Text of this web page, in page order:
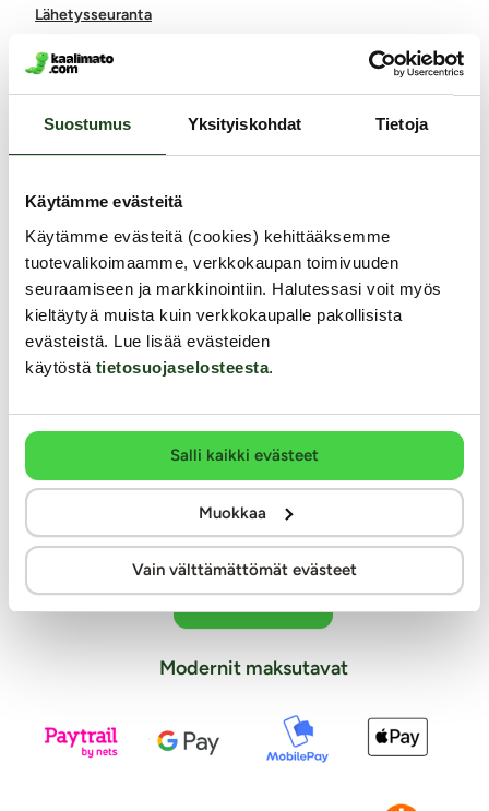
Suostumus Yksityiskohdat Tietoja
Käytämme evästeitä
Käytämme evästeitä (cookies) kehittääksemme
tuotevalikoimaamme, verkkokaupan toimivuuden
seuraamiseen ja markkinointiin. Halutessasi voit myös
kieltäytyä muista kuin verkkokaupalle pakollisista
evästeistä. Lue lisää evästeiden
käytöstä tietosuojaselosteesta.
Salli kaikki evästeet
Muokkaa
Vain välttämättömät evästeet
Lähetysseuranta
Saavutettavuusseloste
Markkinointi ja yhteistyöt
Miksi juuri Kaalimato.com
Arkisin ennen klo 14 tehdyt tilaukset lähetetään vielä samana
Aina huomaamaton paketti
Ilmainen toimitus yli 60€ tilauksiin
Paljon joustavia toimitustapoja alk. 0 €
Laaja valikoima helppoja maksutapoja
Asiantunteva henkilökunta
Tilaa uutiskirje
Modernit maksutavat